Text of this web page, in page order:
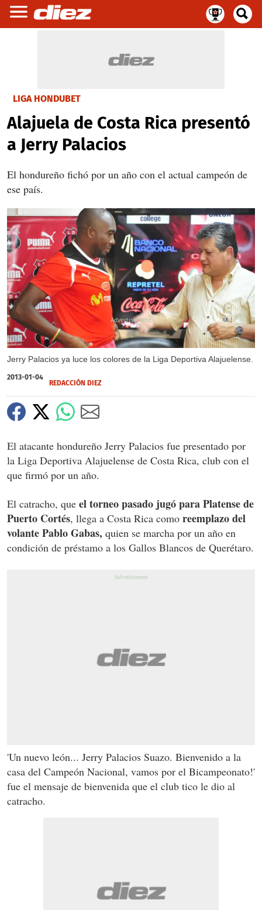
LIGA HONDUBET
Alajuela de Costa Rica presentó
a Jerry Palacios
El hondureño fichó por un año con el actual campeón de
ese país.
Jerry Palacios ya luce los colores de la Liga Deportiva Alajuelense.
X
2013-01-04
REDACCIÓN DIEZ
El atacante hondureño Jerry Palacios fue presentado por
la Liga Deportiva Alajuelense de Costa Rica, club con el
que firmó por un año.
El catracho, que el torneo pasado jugó para Platense de
Puerto Cortés, llega a Costa Rica como reemplazo del
volante Pablo Gabas, quien se marcha por un año en
condición de préstamo a los Gallos Blancos de Querétaro.
'Un nuevo león... Jerry Palacios Suazo. Bienvenido a la
casa del Campeón Nacional, vamos por el Bicampeonato!'
fue el mensaje de bienvenida que el club tico le dio al
catracho.